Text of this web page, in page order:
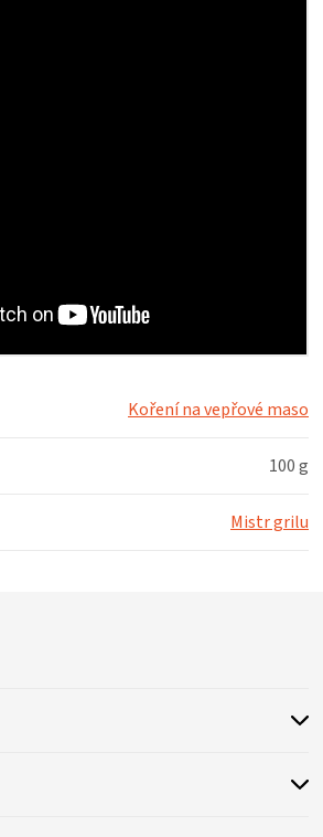
Koření na vepřové maso
100 g
Mistr grilu